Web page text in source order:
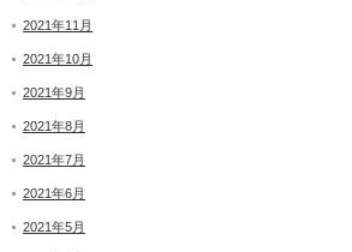
2021年11月
2021年10月
2021年9月
2021年8月
2021年7月
2021年6月
2021年5月